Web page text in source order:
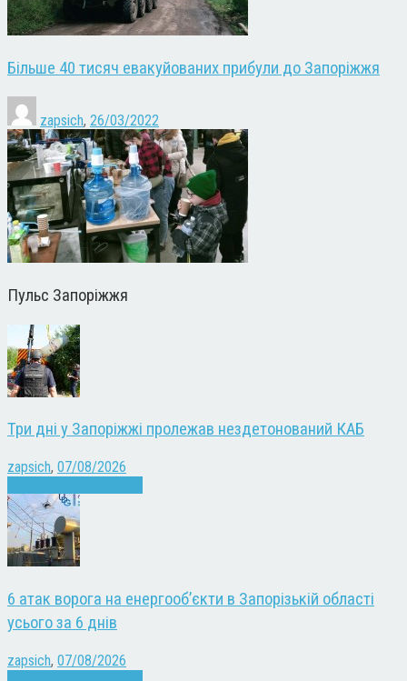
Більше 40 тисяч евакуйованих прибули до Запоріжжя
zapsich, 26/03/2022
Пульс Запоріжжя
Три дні у Запоріжжі пролежав нездетонований КАБ
zapsich, 07/08/2026
6 атак ворога на енергооб’єкти в Запорізькій області
усього за 6 днів
zapsich, 07/08/2026